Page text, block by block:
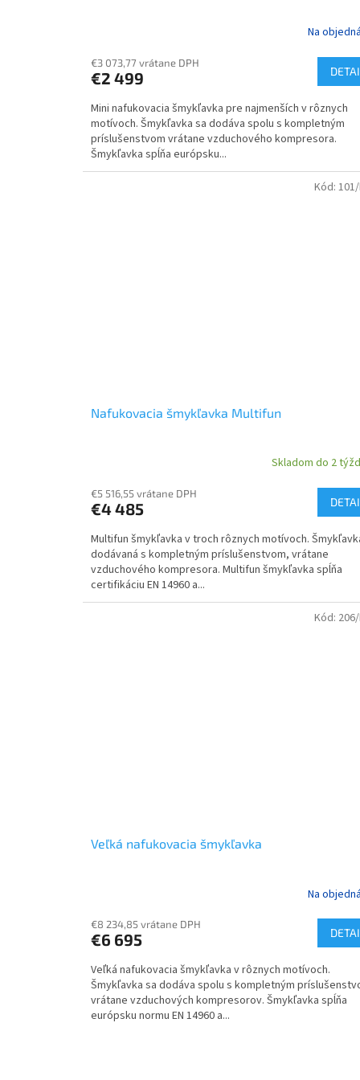
Na
€3 073,77 vrátane DPH
€2 499
Mini nafukovacia šmykľavka pre najmenších v rôznych
motívoch. Šmykľavka sa dodáva spolu s kompletným
príslušenstvom vrátane vzduchového kompresora.
Šmykľavka spĺňa európsku...
Nafukovacia šmykľavka Multifun
Skladom do 2
€5 516,55 vrátane DPH
€4 485
Multifun šmykľavka v troch rôznych motívoch.
dodávaná s kompletným príslušenstvom, vrátane
vzduchového kompresora. Multifun šmykľavka spĺňa
certifikáciu EN 14960 a...
Kód:
Veľká nafukovacia šmykľavka
Na
€8 234,85 vrátane DPH
€6 695
Veľká nafukovacia šmykľavka v rôznych motívoch.
Šmykľavka sa dodáva spolu s kompletným
vrátane vzduchových kompresorov. Šmykľavka spĺňa
európsku normu EN 14960 a...
Kód: